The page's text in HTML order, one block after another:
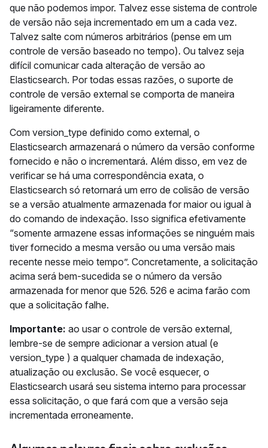
que não podemos impor. Talvez esse sistema de controle
de versão não seja incrementado em um a cada vez.
Talvez salte com números arbitrários (pense em um
controle de versão baseado no tempo). Ou talvez seja
difícil comunicar cada alteração de versão ao
Elasticsearch. Por todas essas razões, o suporte de
controle de versão external se comporta de maneira
ligeiramente diferente.
Com version_type definido como external, o
Elasticsearch armazenará o número da versão conforme
fornecido e não o incrementará. Além disso, em vez de
verificar se há uma correspondência exata, o
Elasticsearch só retornará um erro de colisão de versão
se a versão atualmente armazenada for maior ou igual à
do comando de indexação. Isso significa efetivamente
“somente armazene essas informações se ninguém mais
tiver fornecido a mesma versão ou uma versão mais
recente nesse meio tempo”. Concretamente, a solicitação
acima será bem-sucedida se o número da versão
armazenada for menor que 526. 526 e acima farão com
que a solicitação falhe.
Importante: ao usar o controle de versão external,
lembre-se de sempre adicionar a version atual (e
version_type ) a qualquer chamada de indexação,
atualização ou exclusão. Se você esquecer, o
Elasticsearch usará seu sistema interno para processar
essa solicitação, o que fará com que a versão seja
incrementada erroneamente.